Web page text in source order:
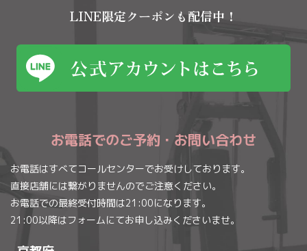
LINE限定クーポンも配信中！
お電話でのご予約・お問い合わせ
お電話はすべてコールセンターでお受けしております。
直接店舗には繋がりませんのでご注意ください。
お電話での最終受付時間は21:00になります。
21:00以降はフォームにてお申し込みくださいませ。